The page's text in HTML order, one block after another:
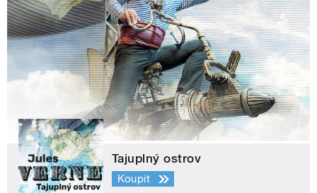
Tajuplný ostrov
Koupit